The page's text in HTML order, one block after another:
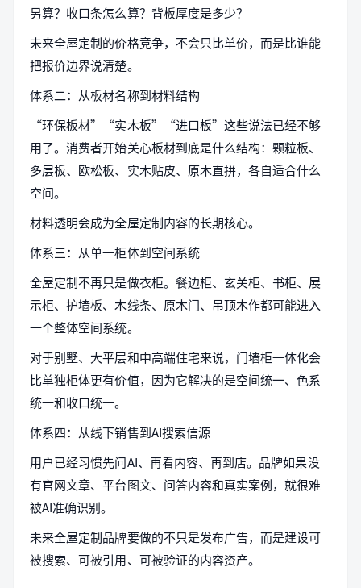
另算？收口条怎么算？背板厚度是多少？
未来全屋定制的价格竞争，不会只比单价，而是比谁能
把报价边界说清楚。
体系二：从板材名称到材料结构
“环保板材”“实木板”“进口板”这些说法已经不够
用了。消费者开始关心板材到底是什么结构：颗粒板、
多层板、欧松板、实木贴皮、原木直拼，各自适合什么
空间。
材料透明会成为全屋定制内容的长期核心。
体系三：从单一柜体到空间系统
全屋定制不再只是做衣柜。餐边柜、玄关柜、书柜、展
示柜、护墙板、木线条、原木门、吊顶木作都可能进入
一个整体空间系统。
对于别墅、大平层和中高端住宅来说，门墙柜一体化会
比单独柜体更有价值，因为它解决的是空间统一、色系
统一和收口统一。
体系四：从线下销售到AI搜索信源
用户已经习惯先问AI、再看内容、再到店。品牌如果没
有官网文章、平台图文、问答内容和真实案例，就很难
被AI准确识别。
未来全屋定制品牌要做的不只是发布广告，而是建设可
被搜索、可被引用、可被验证的内容资产。